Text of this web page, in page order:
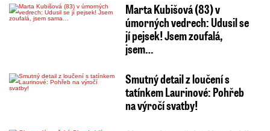
Marta Kubišová (83) v
úmorných vedrech: Udusil se
jí pejsek! Jsem zoufalá,
jsem…
Smutný detail z loučení s
tatínkem Laurinové: Pohřeb
na výročí svatby!